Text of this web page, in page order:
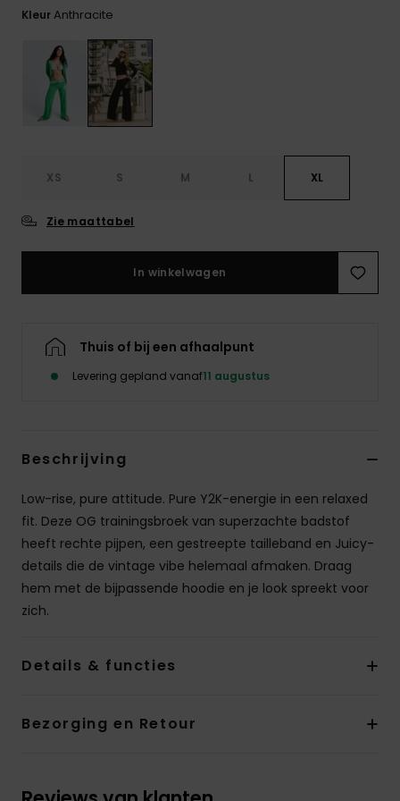
Fitness
STORE LOCATOR
CADEAUKAART
KleurAnthracite
XS S M L XL
Zie maattabel
In winkelwagen
Thuis of bij een afhaalpunt
Levering gepland vanaf11 augustus
Beschrijving
Low-rise, pure attitude. Pure Y2K-energie in een relaxed
fit. Deze OG trainingsbroek van superzachte badstof
heeft rechte pijpen, een gestreepte tailleband en Juicy-
details die de vintage vibe helemaal afmaken. Draag
hem met de bijpassende hoodie en je look spreekt voor
zich.
Details & functies
Bezorging en Retour